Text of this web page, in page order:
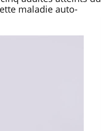
maladie auto-